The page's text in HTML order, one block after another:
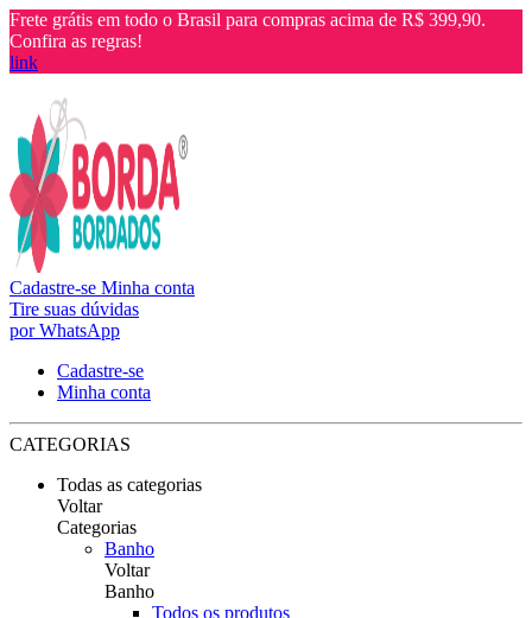
Frete grátis em todo o Brasil para compras acima de R$ 399,90.
Confira as regras!
link
Cadastre-se Minha conta
Tire suas dúvidas
por WhatsApp
Cadastre-se
Minha conta
CATEGORIAS
Todas as categorias
Voltar
Categorias
Banho
Voltar
Banho
Todos os produtos